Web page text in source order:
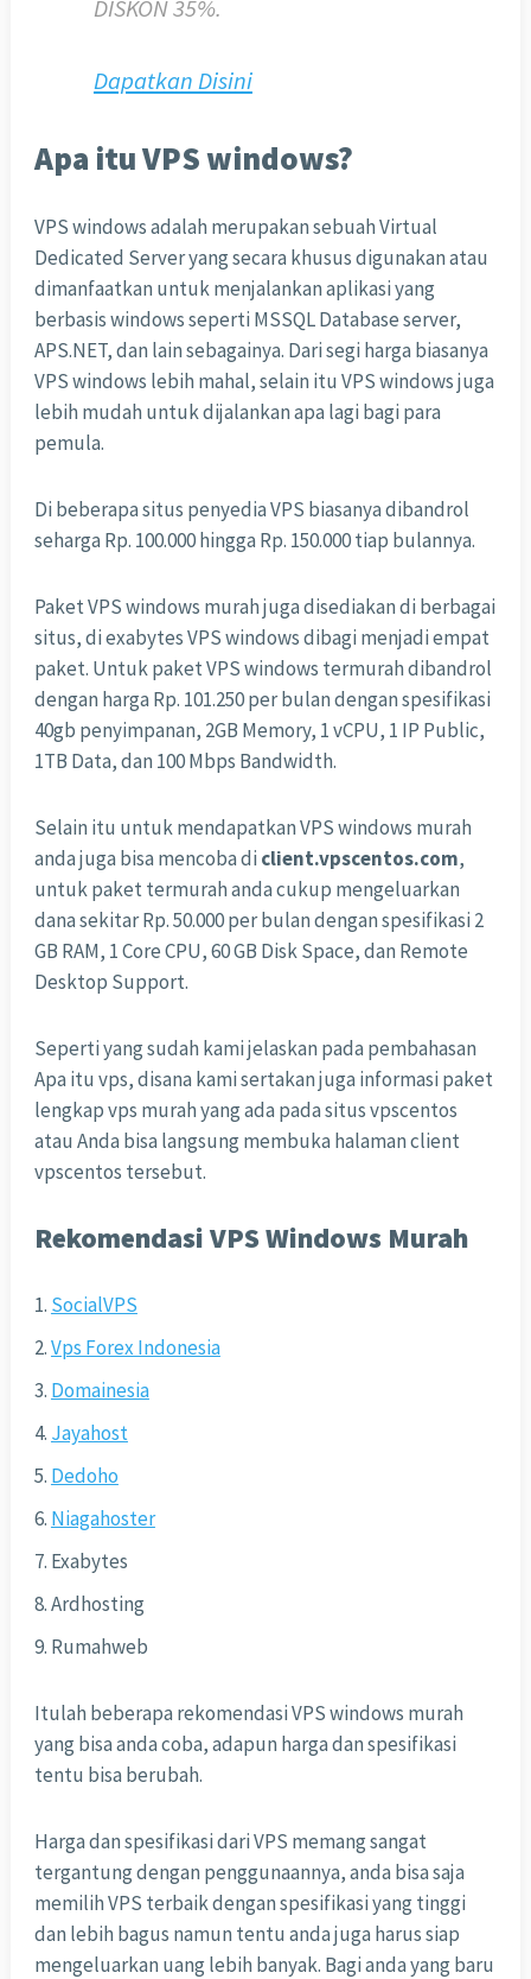
DISKON 35%.
Dapatkan Disini
Apa itu VPS windows?
VPS windows adalah merupakan sebuah Virtual
Dedicated Server yang secara khusus digunakan atau
dimanfaatkan untuk menjalankan aplikasi yang
berbasis windows seperti MSSQL Database server,
APS.NET, dan lain sebagainya. Dari segi harga biasanya
VPS windows lebih mahal, selain itu VPS windows juga
lebih mudah untuk dijalankan apa lagi bagi para
pemula.
Di beberapa situs penyedia VPS biasanya dibandrol
seharga Rp. 100.000 hingga Rp. 150.000 tiap bulannya.
Paket VPS windows murah juga disediakan di berbagai
situs, di exabytes VPS windows dibagi menjadi empat
paket. Untuk paket VPS windows termurah dibandrol
dengan harga Rp. 101.250 per bulan dengan spesifikasi
40gb penyimpanan, 2GB Memory, 1 vCPU, 1 IP Public,
1TB Data, dan 100 Mbps Bandwidth.
Selain itu untuk mendapatkan VPS windows murah
anda juga bisa mencoba di client.vpscentos.com,
untuk paket termurah anda cukup mengeluarkan
dana sekitar Rp. 50.000 per bulan dengan spesifikasi 2
GB RAM, 1 Core CPU, 60 GB Disk Space, dan Remote
Desktop Support.
Seperti yang sudah kami jelaskan pada pembahasan
Apa itu vps, disana kami sertakan juga informasi paket
lengkap vps murah yang ada pada situs vpscentos
atau Anda bisa langsung membuka halaman client
vpscentos tersebut.
Rekomendasi VPS Windows Murah
SocialVPS
Vps Forex Indonesia
Domainesia
Jayahost
Dedoho
Niagahoster
Exabytes
Ardhosting
Rumahweb
Itulah beberapa rekomendasi VPS windows murah
yang bisa anda coba, adapun harga dan spesifikasi
tentu bisa berubah.
Harga dan spesifikasi dari VPS memang sangat
tergantung dengan penggunaannya, anda bisa saja
memilih VPS terbaik dengan spesifikasi yang tinggi
dan lebih bagus namun tentu anda juga harus siap
mengeluarkan uang lebih banyak. Bagi anda yang baru